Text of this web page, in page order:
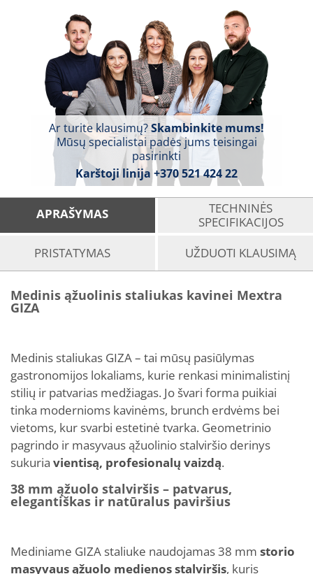
Ar turite klausimų?Skambinkite mums!
Mūsų specialistai padės jums teisingai
pasirinkti
Karštoji linija +370 521 424 22
APRAŠYMAS
TECHNINĖS
SPECIFIKACIJOS
PRISTATYMAS
UŽDUOTI KLAUSIMĄ
Medinis ąžuolinis staliukas kavinei Mextra
GIZA
Medinis staliukas GIZA – tai mūsų pasiūlymas
gastronomijos lokaliams, kurie renkasi minimalistinį
stilių ir patvarias medžiagas. Jo švari forma puikiai
tinka modernioms kavinėms, brunch erdvėms bei
vietoms, kur svarbi estetinė tvarka. Geometrinio
pagrindo ir masyvaus ąžuolinio stalviršio derinys
sukuria vientisą, profesionalų vaizdą.
38 mm ąžuolo stalviršis – patvarus,
elegantiškas ir natūralus paviršius
Mediniame GIZA staliuke naudojamas 38 mm storio
masyvaus ąžuolo medienos stalviršis, kuris